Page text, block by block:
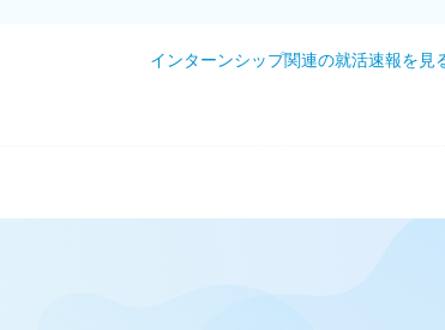
インターンシップ関連の就活速報を見